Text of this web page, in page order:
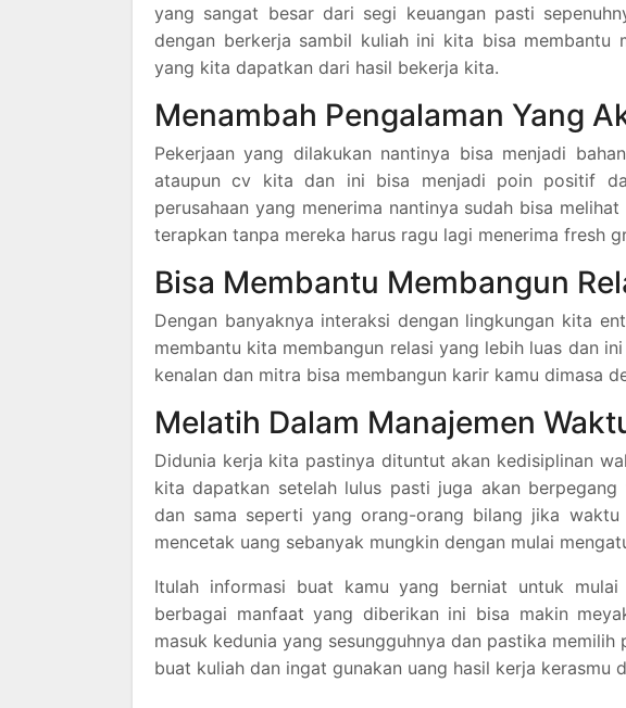
yang sangat besar dari segi keuangan pasti
dengan berkerja sambil kuliah ini kita bisa membantu
yang kita dapatkan dari hasil bekerja kita.
Menambah Pengalaman Yang
Pekerjaan yang dilakukan nantinya bisa menjadi
ataupun cv kita dan ini bisa menjadi poin positif
perusahaan yang menerima nantinya sudah bisa
terapkan tanpa mereka harus ragu lagi menerima fresh
Bisa Membantu Membangun
Dengan banyaknya interaksi dengan lingkungan kita
membantu kita membangun relasi yang lebih luas dan
kenalan dan mitra bisa membangun karir kamu dimasa
Melatih Dalam Manajemen
Didunia kerja kita pastinya dituntut akan kedisiplinan
kita dapatkan setelah lulus pasti juga akan
dan sama seperti yang orang-orang bilang jika
mencetak uang sebanyak mungkin dengan mulai
Itulah informasi buat kamu yang berniat untuk
berbagai manfaat yang diberikan ini bisa makin
masuk kedunia yang sesungguhnya dan pastika
buat kuliah dan ingat gunakan uang hasil kerja kerasmu